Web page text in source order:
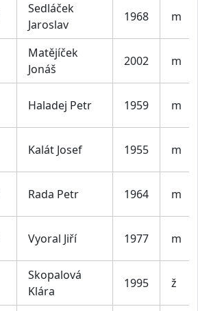
Sedláček
Jaroslav
1968 m
Matějíček
Jonáš
2002 m
Haladej Petr 1959 m
Kalát Josef 1955 m
Rada Petr 1964 m
Vyoral Jiří 1977 m
Skopalová
Klára
1995 ž